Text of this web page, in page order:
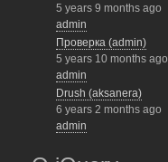
5 years 9 months ago
admin
Проверка (admin)
5 years 10 months ago
admin
Drush (aksanera)
6 years 2 months ago
admin